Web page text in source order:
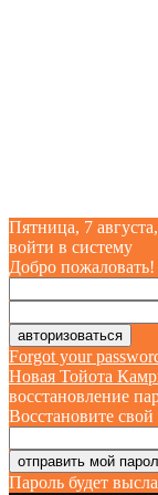
Пятница, 7
войти в систему
Добро
Forgot your
Новая Тойота
восстановление
Восстановите свой
Пароль будет